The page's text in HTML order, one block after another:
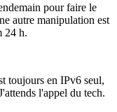
pour faire le
autre manipulation est
24 h.
toujours en IPv6 seul,
l'appel du tech.